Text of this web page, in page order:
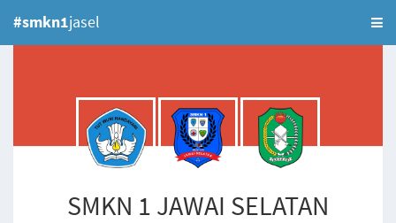
#smkn1jasel
SMKN 1 JAWAI SELATAN